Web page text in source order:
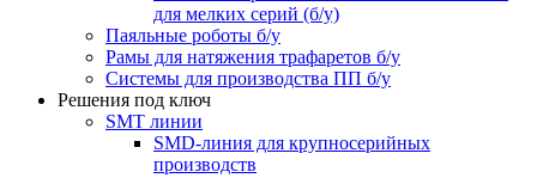
для мелких серий (б/у)
Паяльные роботы б/у
Рамы для натяжения трафаретов б/у
Системы для производства ПП б/у
Решения под ключ
SMT линии
SMD-линия для крупносерийных
производств